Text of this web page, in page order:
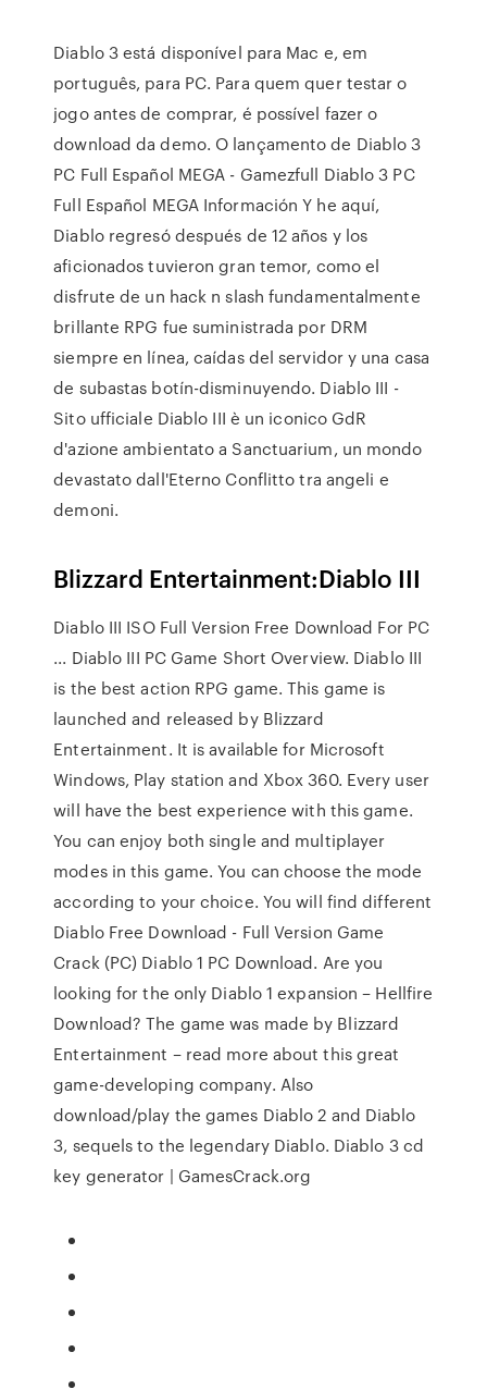
Diablo 3 está disponível para Mac e, em
português, para PC. Para quem quer testar o
jogo antes de comprar, é possível fazer o
download da demo. O lançamento de Diablo 3
PC Full Español MEGA - Gamezfull Diablo 3 PC
Full Español MEGA Información Y he aquí,
Diablo regresó después de 12 años y los
aficionados tuvieron gran temor, como el
disfrute de un hack n slash fundamentalmente
brillante RPG fue suministrada por DRM
siempre en línea, caídas del servidor y una casa
de subastas botín-disminuyendo. Diablo III -
Sito ufficiale Diablo III è un iconico GdR
d'azione ambientato a Sanctuarium, un mondo
devastato dall'Eterno Conflitto tra angeli e
demoni.
Blizzard Entertainment:Diablo III
Diablo III ISO Full Version Free Download For PC
... Diablo III PC Game Short Overview. Diablo III
is the best action RPG game. This game is
launched and released by Blizzard
Entertainment. It is available for Microsoft
Windows, Play station and Xbox 360. Every user
will have the best experience with this game.
You can enjoy both single and multiplayer
modes in this game. You can choose the mode
according to your choice. You will find different
Diablo Free Download - Full Version Game
Crack (PC) Diablo 1 PC Download. Are you
looking for the only Diablo 1 expansion – Hellfire
Download? The game was made by Blizzard
Entertainment – read more about this great
game-developing company. Also
download/play the games Diablo 2 and Diablo
3, sequels to the legendary Diablo. Diablo 3 cd
key generator | GamesCrack.org